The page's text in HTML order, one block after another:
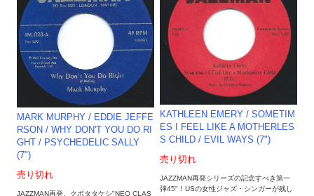
MARK MURPHY / EDDIE JEFFE
RSON / WHY DON'T YOU DO RI
GHT / PSYCHEDELIC SALLY
(7")
売り切れ
JAZZMAN再発。クボタタケシ"NEO CLAS
KATHLEEN EMERY / SOMETIM
ES I FEEL LIKE A MOTHERLES
S CHILD / EVIL WAYS (7")
売り切れ
JAZZMAN再発シリーズの記念すべき第一
弾45"！USの女性ジャズ・シンガーが残し